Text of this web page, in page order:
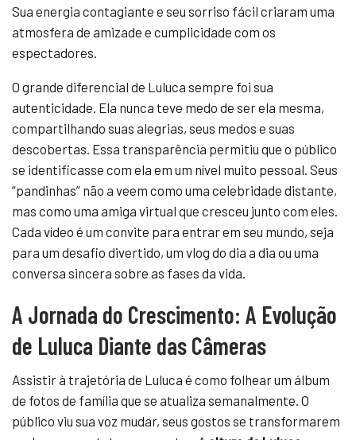
Sua energia contagiante e seu sorriso fácil criaram uma
atmosfera de amizade e cumplicidade com os
espectadores.
O grande diferencial de Luluca sempre foi sua
autenticidade. Ela nunca teve medo de ser ela mesma,
compartilhando suas alegrias, seus medos e suas
descobertas. Essa transparência permitiu que o público
se identificasse com ela em um nível muito pessoal. Seus
“pandinhas” não a veem como uma celebridade distante,
mas como uma amiga virtual que cresceu junto com eles.
Cada vídeo é um convite para entrar em seu mundo, seja
para um desafio divertido, um vlog do dia a dia ou uma
conversa sincera sobre as fases da vida.
A Jornada do Crescimento: A Evolução
de Luluca Diante das Câmeras
Assistir à trajetória de Luluca é como folhear um álbum
de fotos de família que se atualiza semanalmente. O
público viu sua voz mudar, seus gostos se transformarem